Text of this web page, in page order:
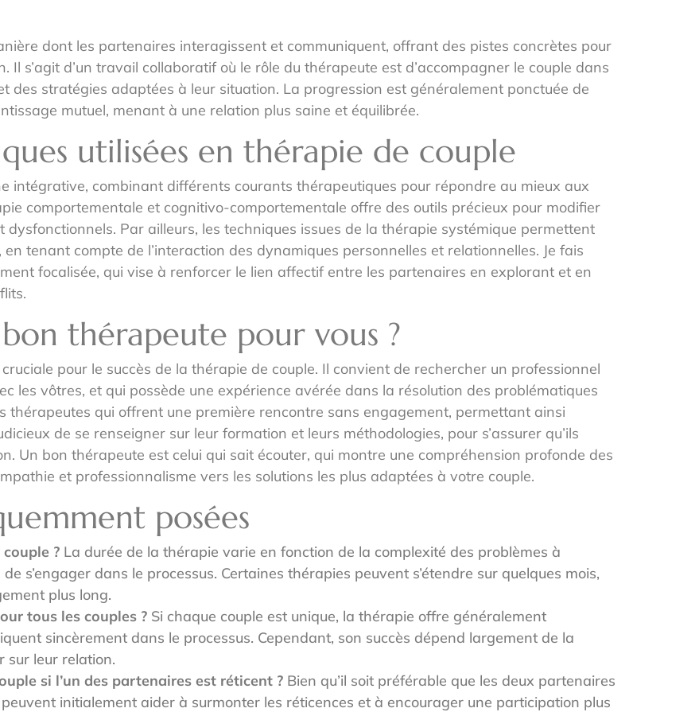
dont les partenaires interagissent et communiquent, offrant des pistes concrètes pour
Il s’agit d’un travail collaboratif où le rôle du thérapeute est d’accompagner le couple dans
des stratégies adaptées à leur situation. La progression est généralement ponctuée de
mutuel, menant à une relation plus saine et équilibrée.
utilisées en thérapie de couple
intégrative, combinant différents courants thérapeutiques pour répondre au mieux aux
comportementale et cognitivo-comportementale offre des outils précieux pour modifier
Par ailleurs, les techniques issues de la thérapie systémique permettent
tenant compte de l’interaction des dynamiques personnelles et relationnelles. Je fais
focalisée, qui vise à renforcer le lien affectif entre les partenaires en explorant et en
thérapeute pour vous ?
pour le succès de la thérapie de couple. Il convient de rechercher un professionnel
les vôtres, et qui possède une expérience avérée dans la résolution des problématiques
thérapeutes qui offrent une première rencontre sans engagement, permettant ainsi
de se renseigner sur leur formation et leurs méthodologies, pour s’assurer qu’ils
Un bon thérapeute est celui qui sait écouter, qui montre une compréhension profonde des
et professionnalisme vers les solutions les plus adaptées à votre couple.
posées
? La durée de la thérapie varie en fonction de la complexité des problèmes à
s’engager dans le processus. Certaines thérapies peuvent s’étendre sur quelques mois,
plus long.
tous les couples ? Si chaque couple est unique, la thérapie offre généralement
sincèrement dans le processus. Cependant, son succès dépend largement de la
sur leur relation.
si l’un des partenaires est réticent ? Bien qu’il soit préférable que les deux partenaires
initialement aider à surmonter les réticences et à encourager une participation plus